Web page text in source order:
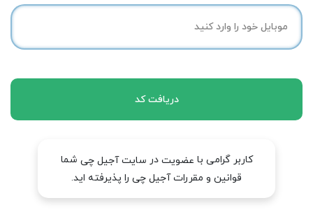
دریافت کد
کاربر گرامی با عضویت در سایت آجیل چی شما
قوانین و مقررات آجیل چی را پذیرفته اید.